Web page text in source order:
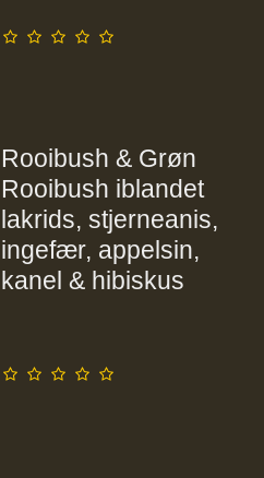
Rooibush & Grøn
Rooibush iblandet
lakrids, stjerneanis,
ingefær, appelsin,
kanel & hibiskus